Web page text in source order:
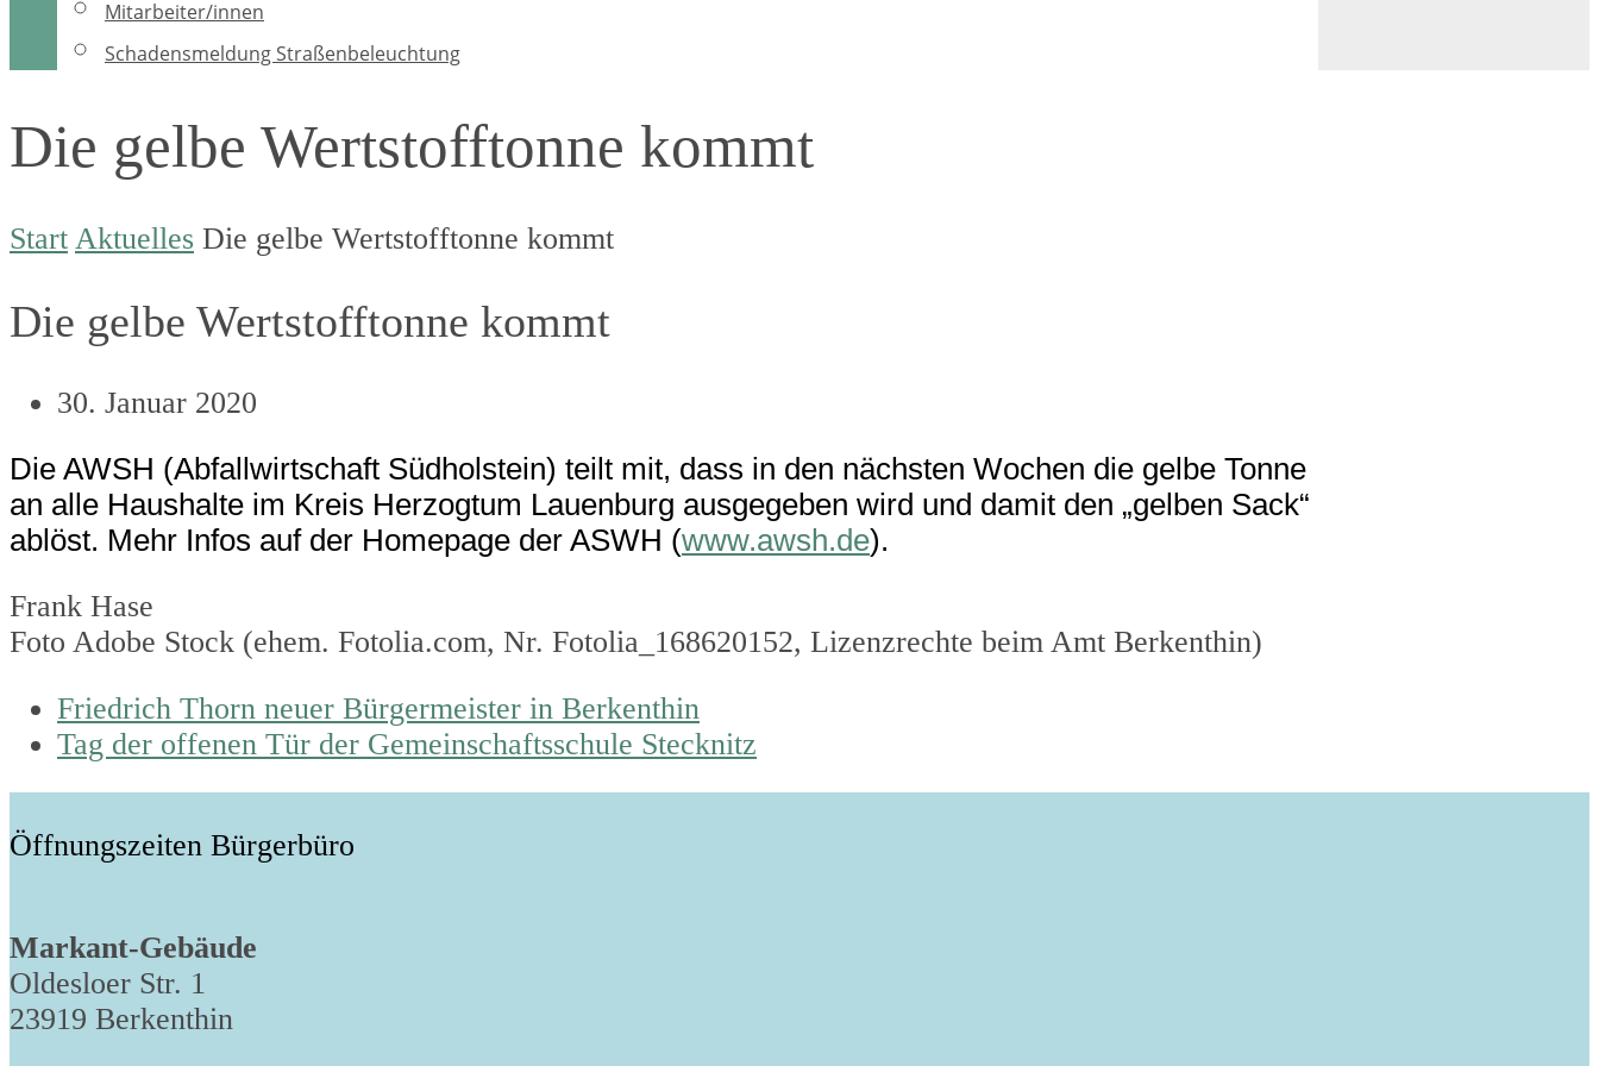
Mitarbeiter/innen
Schadensmeldung Straßenbeleuchtung
Die gelbe Wertstofftonne kommt
Start Aktuelles Die gelbe Wertstofftonne kommt
Die gelbe Wertstofftonne kommt
30. Januar 2020
Die AWSH (Abfallwirtschaft Südholstein) teilt mit, dass in den nächsten Wochen die gelbe Tonne
an alle Haushalte im Kreis Herzogtum Lauenburg ausgegeben wird und damit den „gelben Sack“
ablöst. Mehr Infos auf der Homepage der ASWH (www.awsh.de).
Frank Hase
Foto Adobe Stock (ehem. Fotolia.com, Nr. Fotolia_168620152, Lizenzrechte beim Amt Berkenthin)
previous
post:
Friedrich Thorn neuer Bürgermeister in Berkenthin
next
Tag der offenen Tür der Gemeinschaftsschule Stecknitz
Öffnungszeiten Bürgerbüro
Markant-Gebäude
Oldesloer Str. 1
23919 Berkenthin